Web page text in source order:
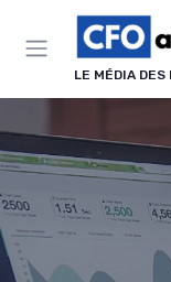
LE MÉDIA
Panneau de gestion